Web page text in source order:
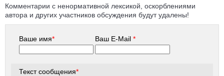
Комментарии с ненормативной лексикой, оскорблениями
автора и других участников обсуждения будут удалены!
Ваше имя* Ваш E-Mail*
Текст сообщения*